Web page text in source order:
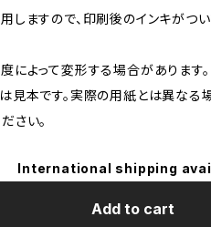
しますので、印刷後のインキがつ
によって変形する場合があります。
は見本です。実際の用紙とは異なる
さい。
International shipping
Add to cart